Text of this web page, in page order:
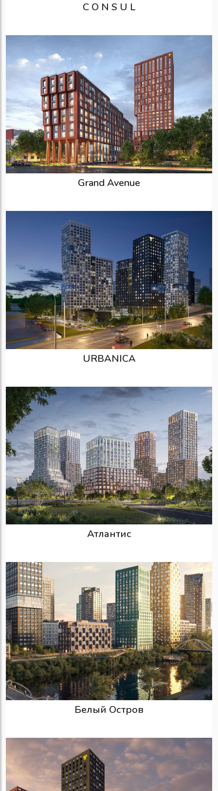
C O N S U L
Grand Avenue
URBANICA
Атлантис
Белый Остров